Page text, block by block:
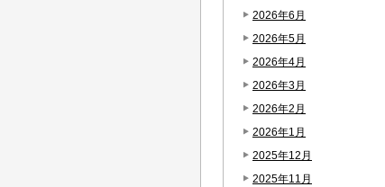
2026年6月
2026年5月
2026年4月
2026年3月
2026年2月
2026年1月
2025年12月
2025年11月